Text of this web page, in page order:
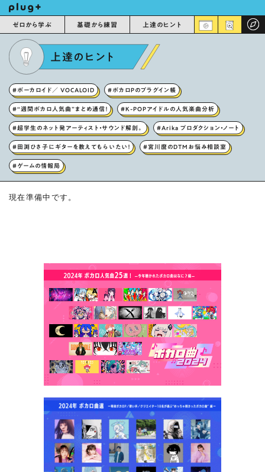
ゼロから学ぶ 基礎から練習 上達のヒント
上達のヒント
#ボーカロイド／ VOCALOID #ボカロPのプラグイン帳
#“週間ボカロ人気曲”まとめ通信！ #K-POPアイドルの人気楽曲分析
#超学生のネット発アーティスト・サウンド解剖。 #Arika プロダクション・ノート
#田渕ひさ子にギターを教えてもらいたい！ #宮川麿のDTMお悩み相談室
#ゲームの情報局
現在準備中です。